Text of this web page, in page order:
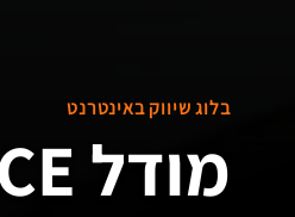
בלוג שיווק באינטרנט
מודל RACE לשיווק דיגיטלי